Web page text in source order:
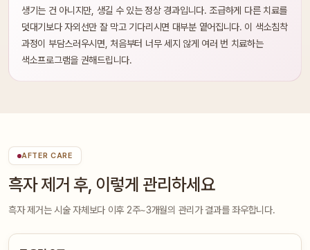
생기는 건 아니지만, 생길 수 있는 정상 경과입니다. 조급하게 다른 치료를
덧대기보다 자외선만 잘 막고 기다리시면 대부분 옅어집니다. 이 색소침착
과정이 부담스러우시면, 처음부터 너무 세지 않게 여러 번 치료하는
색소프로그램을 권해드립니다.
AFTER CARE
흑자 제거 후, 이렇게 관리하세요
흑자 제거는 시술 자체보다 이후 2주~3개월의 관리가 결과를 좌우합니다.